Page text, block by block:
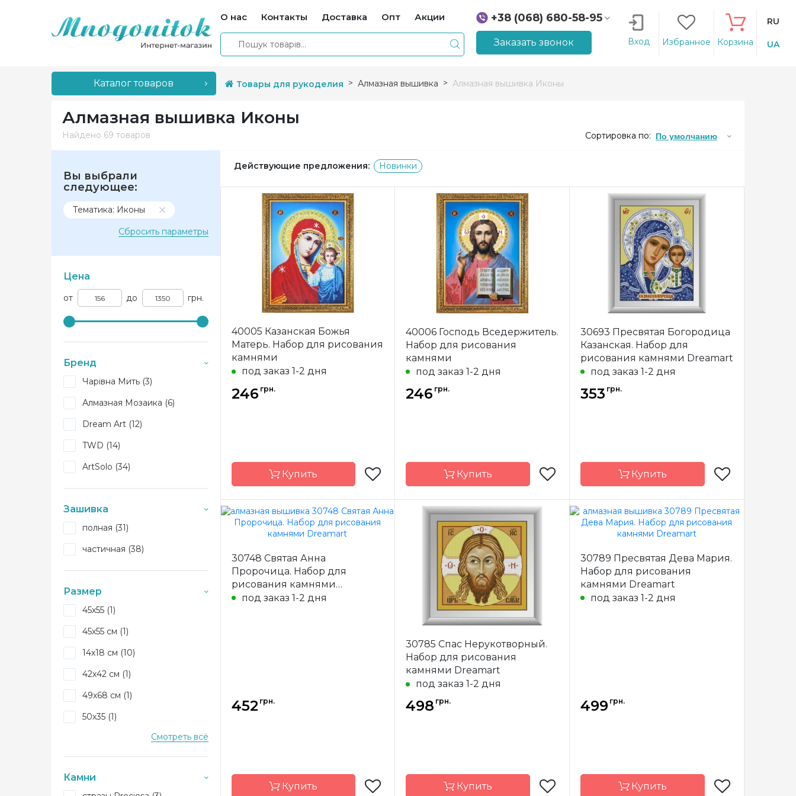
О нас Контакты Доставка Опт Акции
+38 (068) 680-58-95
+38 (066) 207-14-90
Заказать звонок Вход Избранное Корзина
RU
UA
Каталог товаров Товары для рукоделия Алмазная вышивка Алмазная вышивка Иконы
Алмазная вышивка Иконы
Найдено 69 товаров Сортировка по: По умолчанию
Вы выбрали
следующее:
Тематика: Иконы
Сбросить параметры
Цена
от до грн.
Бренд
Чарівна Мить (3)
Алмазная Мозаика (6)
Dream Art (12)
TWD (14)
ArtSolo (34)
Зашивка
полная (31)
частичная (38)
Размер
45х55 (1)
45х55 см (1)
14х18 см (10)
42х42 см (1)
49х68 см (1)
50х35 (1)
47х75 (1)
29.5x24 см (1)
Смотреть всё
Камни
Действующие предложения: Новинки
40005 Казанская Божья
Матерь. Набор для рисования
камнями
под заказ 1-2 дня
246 грн.
Купить
Dream Art
производитель
Зашивка
частичная
Размер
40006 Господь Вседержитель.
Набор для рисования
камнями
под заказ 1-2 дня
246 грн.
Купить
Dream Art
производитель
Украина
Зашивка
частичная
квадраные
акриловые
30693 Пресвятая Богородица
Казанская. Набор для
рисования камнями Dreamart
под заказ 1-2 дня
353 грн.
Купить
Dream Art
производитель
Зашивка
Размер
30748 Святая Анна
Пророчица. Набор для
рисования камнями
Dreamart
под заказ 1-2 дня
452 грн.
Купить
30785 Спас Нерукотворный.
Набор для рисования
камнями Dreamart
под заказ 1-2 дня
498 грн.
Купить
30789 Пресвятая Дева Мария.
Набор для рисования
камнями Dreamart
под заказ 1-2 дня
499 грн.
Купить